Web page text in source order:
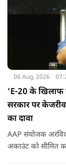
06 Aug, 2026
‘E-20 के खिलाफ
सरकार पर
का दावा
AAP संयोजक
अकाउंट को सीमित